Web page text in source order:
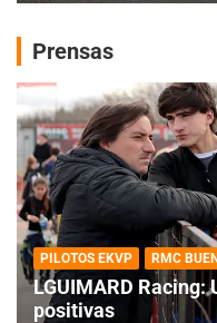
Prensas
PILOTOS EKVP RMC
LGUIMARD Racing:
positivas